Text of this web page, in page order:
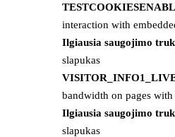
interaction with
Ilgiausia saugojimo
slapukas
bandwidth on pages
Ilgiausia saugojimo
slapukas